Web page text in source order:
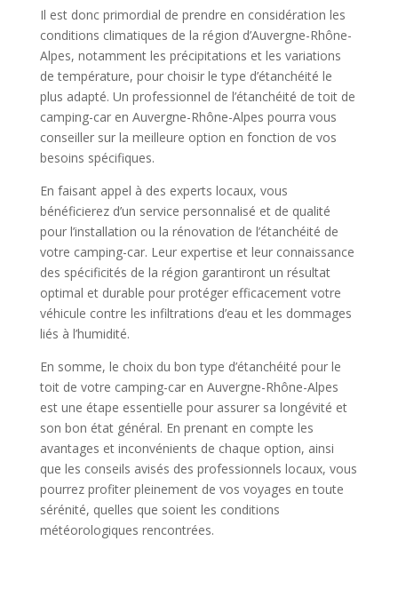
Il est donc primordial de prendre en considération les
conditions climatiques de la région d’Auvergne-Rhône-
Alpes, notamment les précipitations et les variations
de température, pour choisir le type d’étanchéité le
plus adapté. Un professionnel de l’étanchéité de toit de
camping-car en Auvergne-Rhône-Alpes pourra vous
conseiller sur la meilleure option en fonction de vos
besoins spécifiques.
En faisant appel à des experts locaux, vous
bénéficierez d’un service personnalisé et de qualité
pour l’installation ou la rénovation de l’étanchéité de
votre camping-car. Leur expertise et leur connaissance
des spécificités de la région garantiront un résultat
optimal et durable pour protéger efficacement votre
véhicule contre les infiltrations d’eau et les dommages
liés à l’humidité.
En somme, le choix du bon type d’étanchéité pour le
toit de votre camping-car en Auvergne-Rhône-Alpes
est une étape essentielle pour assurer sa longévité et
son bon état général. En prenant en compte les
avantages et inconvénients de chaque option, ainsi
que les conseils avisés des professionnels locaux, vous
pourrez profiter pleinement de vos voyages en toute
sérénité, quelles que soient les conditions
météorologiques rencontrées.